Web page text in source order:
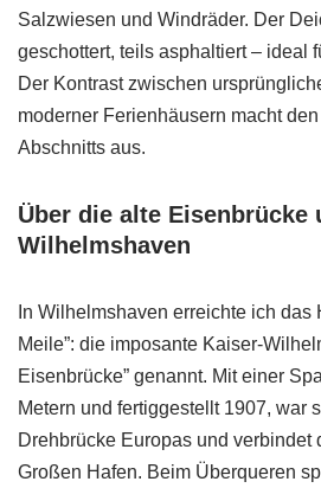
Salzwiesen und Windräder. Der
geschottert, teils asphaltiert – ideal
Der Kontrast zwischen
moderner Ferienhäusern macht
Abschnitts aus.
Über die alte Eisenbrücke
Wilhelmshaven
In Wilhelmshaven erreichte ich das
Meile”: die imposante Kaiser-
Eisenbrücke” genannt. Mit einer
Metern und fertiggestellt 1907, war
Drehbrücke Europas und verbindet
Großen Hafen. Beim Überqueren